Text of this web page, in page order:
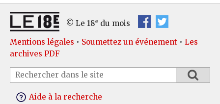
© Le 18e du mois
Mentions légales • Soumettez un événement • Les
archives PDF
Aide à la recherche